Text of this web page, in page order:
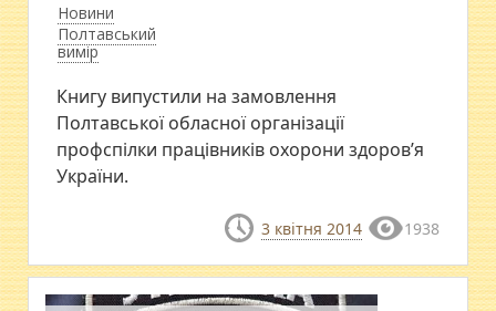
Новини
Полтавський
вимір
Книгу випустили на замовлення
Полтавської обласної організації
профспілки працівників охорони здоров’я
України.
3 квітня 2014 1938